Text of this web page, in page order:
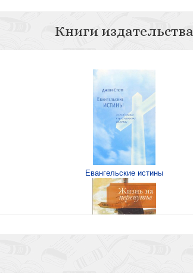
Книги издательства
Евангельские истины